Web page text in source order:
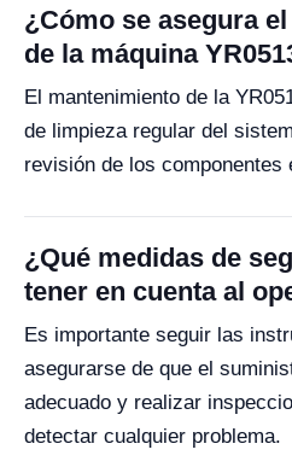
¿Cómo se asegura
de la máquina
El mantenimiento de la
de limpieza regular del
revisión de los componentes
¿Qué medidas de
tener en cuenta al
Es importante seguir las
asegurarse de que el
adecuado y realizar
detectar cualquier problema.